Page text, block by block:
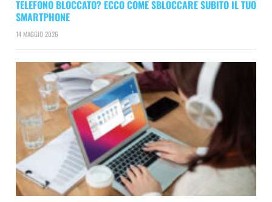
TELEFONO BLOCCATO? ECCO COME SBLOCCARE SUBITO IL TUO
SMARTPHONE
14 MAGGIO 2026